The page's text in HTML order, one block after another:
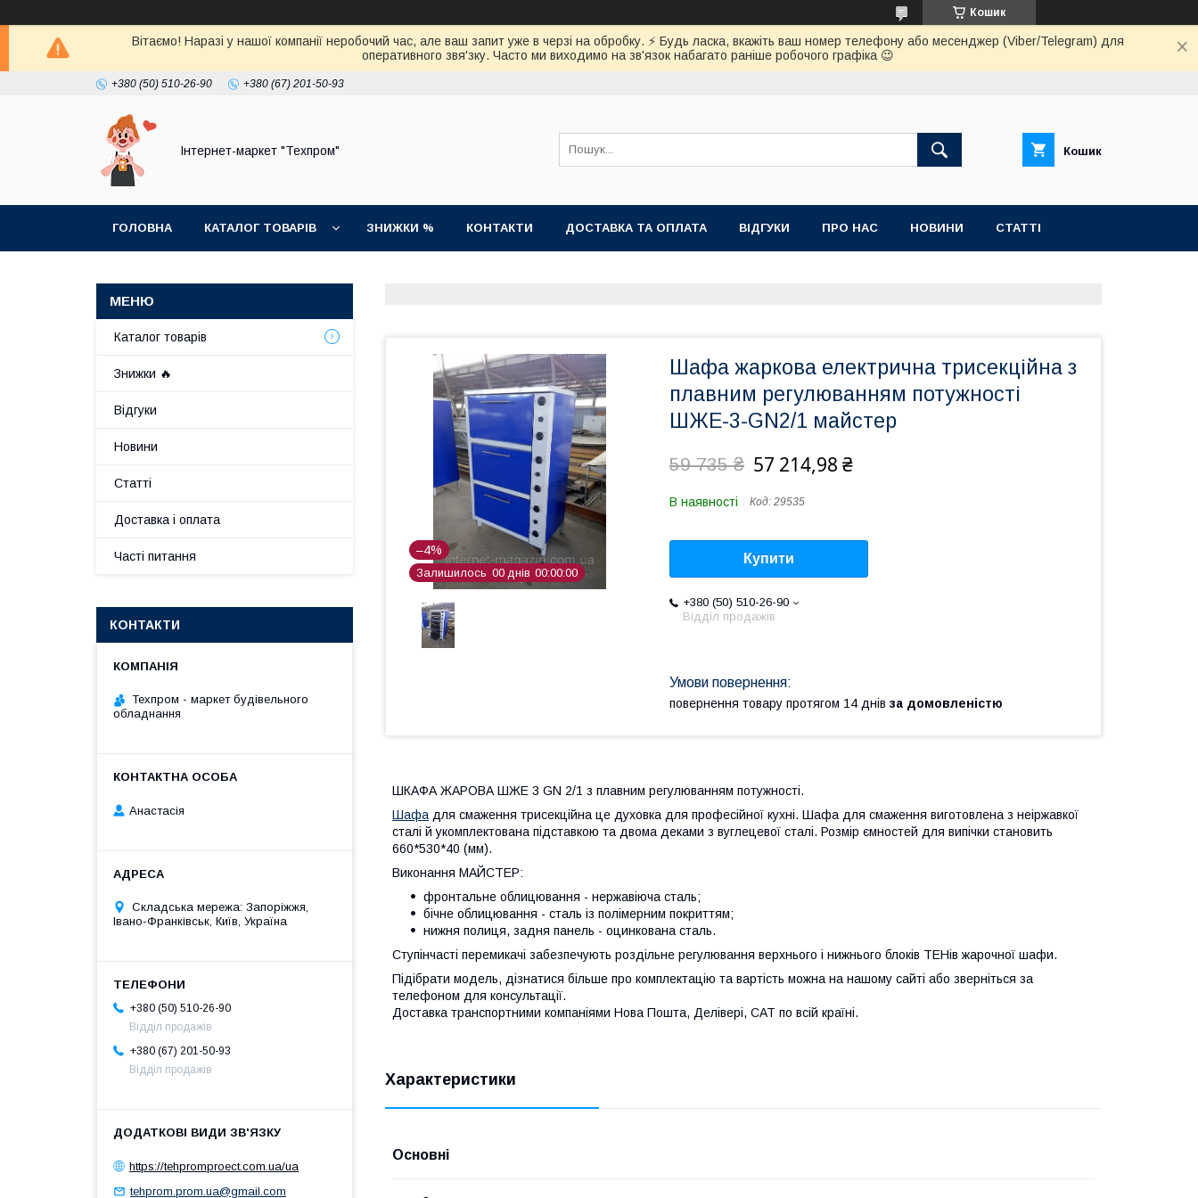
Кошик
Вітаємо! Наразі у нашої компанії неробочий час, але ваш запит уже в черзі на обробку. ⚡️ Будь ласка, вкажіть ваш номер телефону або месенджер (Viber/Telegram) для
оперативного звя'зку. Часто ми виходимо на зв'язок набагато раніше робочого графіка 😉
+380 (50) 510-26-90 +380 (67) 201-50-93
Інтернет-маркет "Техпром" Кошик
ГОЛОВНА КАТАЛОГ ТОВАРIВ ЗНИЖКИ % КОНТАКТИ ДОСТАВКА ТА ОПЛАТА ВІДГУКИ ПРО НАС НОВИНИ СТАТТІ
–4%
Залишилось 00 днів 00 00 00
Шафа жаркова електрична трисекційна з
плавним регулюванням потужності
ШЖЕ-3-GN2/1 майстер
59 735 ₴ 57 214,98 ₴
В наявності Код: 29535
Купити
+380 (50) 510-26-90
Відділ продажів
повернення товару протягом 14 днів за домовленістю
ШКАФА ЖАРОВА ШЖЕ 3 GN 2/1 з плавним регулюванням потужності.
Шафа для смаження трисекційна це духовка для професійної кухні. Шафа для смаження виготовлена з неіржавкої
сталі й укомплектована підставкою та двома деками з вуглецевої сталі. Розмір ємностей для випічки становить
660*530*40 (мм).
Виконання МАЙСТЕР:
фронтальне облицювання - нержавіюча сталь;
бічне облицювання - сталь із полімерним покриттям;
нижня полиця, задня панель - оцинкована сталь.
Ступінчасті перемикачі забезпечують роздільне регулювання верхнього і нижнього блоків ТЕНів жарочної шафи.
Підібрати модель, дізнатися більше про комплектацію та вартість можна на нашому сайті або зверніться за
телефоном для консультації.
Доставка транспортними компаніями Нова Пошта, Делівері, САТ по всій країні.
Характеристики
Основні
Каталог товарiв
Знижки 🔥
Відгуки
Новини
Статті
Доставка і оплата
Часті питання
КОНТАКТИ
Техпром - маркет будівельного
обладнання
Анастасія
Складська мережа: Запоріжжя,
Івано-Франківськ, Київ, Україна
+380 (50) 510-26-90
Відділ продажів
+380 (67) 201-50-93
Відділ продажів
https://tehpromproect.com.ua/ua
tehprom.prom.ua@gmail.com